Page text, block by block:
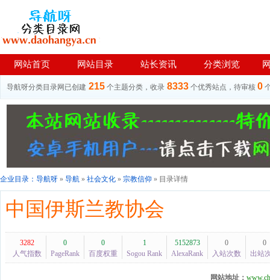
网站首页 网站目录 站长资讯 分类浏览
导航呀分类目录网已创建 215 个主题分类，收录 8333 个优秀站点，待审核 0
企业目录： 导航呀 » 导航 » 社会文化 » 宗教信仰 » 目录详情
中国伊斯兰教协会
3282
人气指数
0
PageRank
0
百度权重
1
Sogou Rank
5152873
AlexaRank
0
入站次数
0
出站
网站地址：